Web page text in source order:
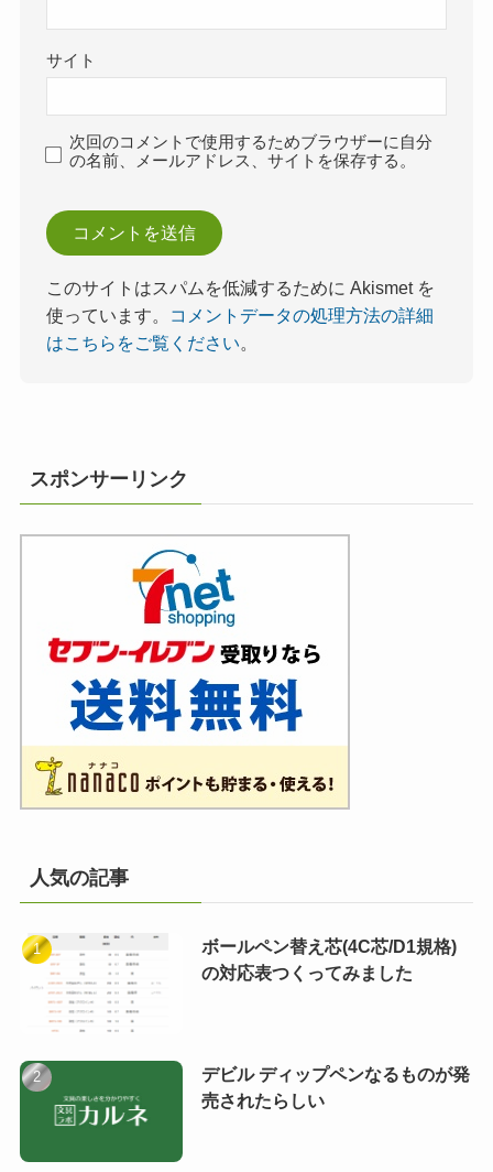
サイト
次回のコメントで使用するためブラウザーに自分
の名前、メールアドレス、サイトを保存する。
このサイトはスパムを低減するために Akismet を
使っています。
コメントデータの処理方法の詳細
はこちらをご覧ください
スポンサーリンク
人気の記事
ボールペン替え芯(4C芯/D1規格)
の対応表つくってみました
デビル ディップペンなるものが発
売されたらしい